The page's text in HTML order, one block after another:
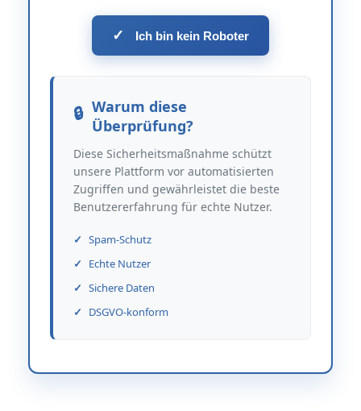
✓ Ich bin kein Roboter
Warum diese
Überprüfung?
Diese Sicherheitsmaßnahme schützt
unsere Plattform vor automatisierten
Zugriffen und gewährleistet die beste
Benutzererfahrung für echte Nutzer.
Spam-Schutz
Echte Nutzer
Sichere Daten
DSGVO-konform